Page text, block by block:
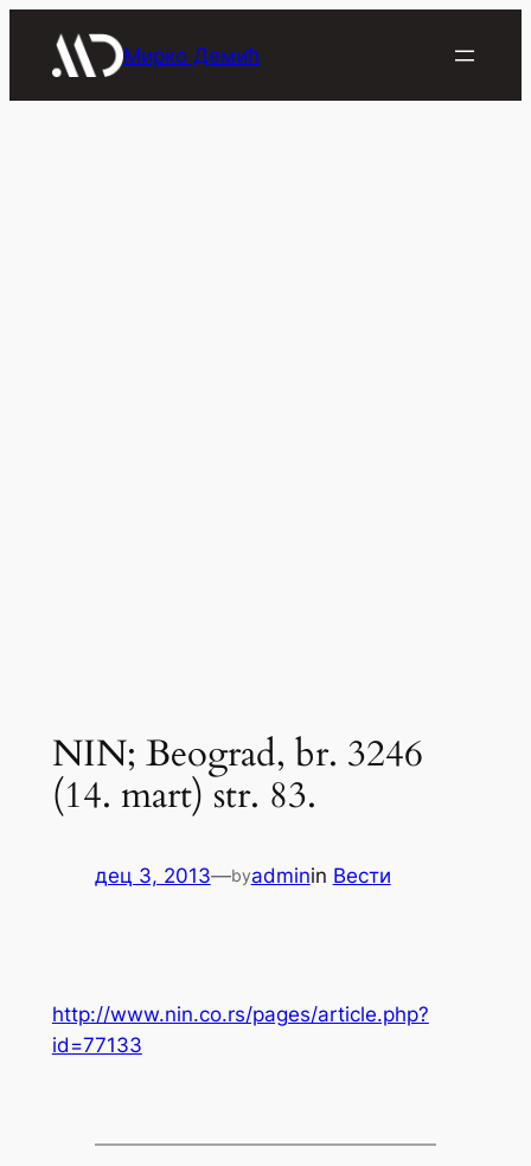
Мирко Демић
NIN; Beograd, br. 3246
(14. mart) str. 83.
дец 3, 2013—byadminin Вести
http://www.nin.co.rs/pages/article.php?
id=77133